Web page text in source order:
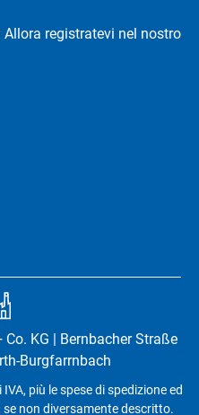
Allora registratevi nel nostro
Co. KG | Bernbacher Straße
Burgfarrnbach
più le spese di spedizione ed
non diversamente descritto.